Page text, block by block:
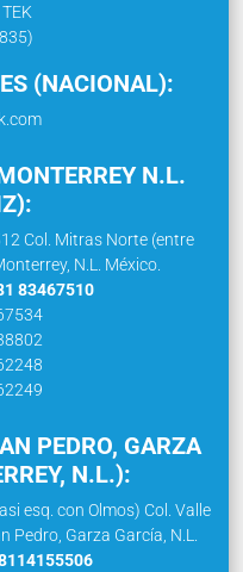
(NACIONAL):
N.L.
Col. Mitras Norte (entre
N.L. México.
83467510
PEDRO, GARZA
N.L.):
esq. con Olmos) Col. Valle
Pedro, Garza García, N.L.